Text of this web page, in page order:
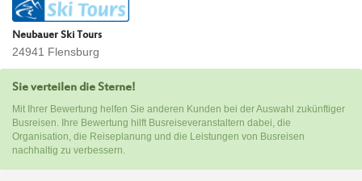
Neubauer Ski Tours
24941 Flensburg
Sie verteilen die Sterne!
Mit Ihrer Bewertung helfen Sie anderen Kunden bei der Auswahl zukünftiger
Busreisen. Ihre Bewertung hilft Busreiseveranstaltern dabei, die
Organisation, die Reiseplanung und die Leistungen von Busreisen
nachhaltig zu verbessern.